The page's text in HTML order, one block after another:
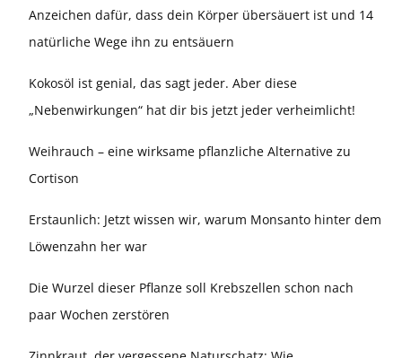
Anzeichen dafür, dass dein Körper übersäuert ist und 14
natürliche Wege ihn zu entsäuern
Kokosöl ist genial, das sagt jeder. Aber diese
„Nebenwirkungen“ hat dir bis jetzt jeder verheimlicht!
Weihrauch – eine wirksame pflanzliche Alternative zu
Cortison
Erstaunlich: Jetzt wissen wir, warum Monsanto hinter dem
Löwenzahn her war
Die Wurzel dieser Pflanze soll Krebszellen schon nach
paar Wochen zerstören